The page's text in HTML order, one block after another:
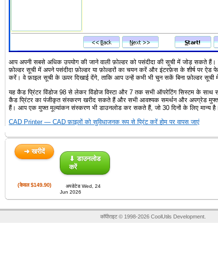
आप अपनी सबसे अधिक उपयोग की जाने वाली फ़ोल्डर को पसंदीदा की सूची में जोड़ सकते
फ़ोल्डर सूची में अपने पसंदीदा फ़ोल्डर या फ़ोल्डरों का चयन करें और इंटरफ़ेस के शीर्ष पर ऐड
करें। वे फ़ाइल सूची के ऊपर दिखाई देंगे, ताकि आप उन्हें कभी भी चुन सकें बिना फ़ोल्डर सूची
यह कैड प्रिंटर विंडोज 98 से लेकर विंडोज विस्टा और 7 तक सभी ऑपरेटिंग सिस्टम के
कैड प्रिंटर का पंजीकृत संस्करण खरीद सकते हैं और सभी आवश्यक समर्थन और अपग्रेड
हैं। आप एक मुफ्त मूल्यांकन संस्करण भी डाउनलोड कर सकते हैं, जो 30 दिनों के लिए मान्य
CAD Printer — CAD फ़ाइलों को सुविधाजनक रूप से प्रिंट करें होम पर वापस जाएं
➜ खरीदें
⬇ डाउनलोड
करें
(केवल $149.90)
अपडेटेड Wed, 24
Jun 2026
कॉपीराइट © 1998-2026 CoolUtils Development.